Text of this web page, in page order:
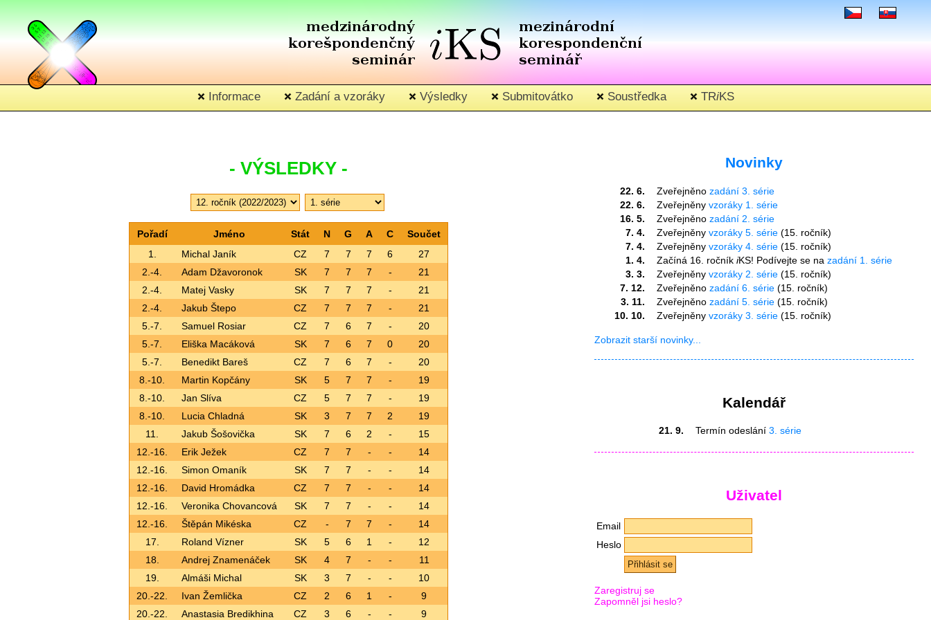
Informace Zadání a vzoráky Výsledky Submitovátko Soustředka TRiKS
- VÝSLEDKY -
Pořadí Jméno Stát N G A C
Součet
1.
Michal Janík CZ 7 7 7 6
27
2.-4.
Adam Džavoronok SK 7 7 7 -
21
2.-4.
Matej Vasky SK 7 7 7 -
21
2.-4.
Jakub Štepo CZ 7 7 7 -
21
5.-7.
Samuel Rosiar CZ 7 6 7 -
20
5.-7.
Eliška Macáková SK 7 6 7 0
20
5.-7.
Benedikt Bareš CZ 7 6 7 -
20
8.-10.
Martin Kopčány SK 5 7 7 -
19
8.-10.
Jan Slíva CZ 5 7 7 -
19
8.-10.
Lucia Chladná SK 3 7 7 2
19
11.
Jakub Šošovička SK 7 6 2 -
15
12.-16.
Erik Ježek CZ 7 7 - -
14
12.-16.
Simon Omaník SK 7 7 - -
14
12.-16.
David Hromádka CZ 7 7 - -
14
12.-16.
Veronika Chovancová SK 7 7 - -
14
12.-16.
Štěpán Mikéska CZ - 7 7 -
14
17.
Roland Vízner SK 5 6 1 -
12
18.
Andrej Znamenáček SK 4 7 - -
11
19.
Almáši Michal SK 3 7 - -
10
20.-22.
Ivan Žemlička CZ 2 6 1 -
9
20.-22.
Anastasia Bredikhina CZ 3 6 - - 9
Novinky
22. 6. Zveřejněnozadání 3. série
22. 6.
Zveřejněnyvzoráky 1. série
16. 5.
Zveřejněnozadání 2. série
7. 4.
Zveřejněnyvzoráky 5. série (15. ročník)
7. 4.
Zveřejněnyvzoráky 4. série (15. ročník)
1. 4.
Začíná 16. ročníkiKS! Podívejte se nazadání 1. série
3. 3.
Zveřejněnyvzoráky 2. série (15. ročník)
7. 12.
Zveřejněnozadání 6. série (15. ročník)
3. 11.
Zveřejněnozadání 5. série (15. ročník)
10. 10.
Zveřejněnyvzoráky 3. série (15. ročník)
Zobrazit starší novinky...
Kalendář
21. 9. Termín odeslání3. série
Uživatel
Email
Heslo
Zaregistruj se
Zapomněl jsi heslo?